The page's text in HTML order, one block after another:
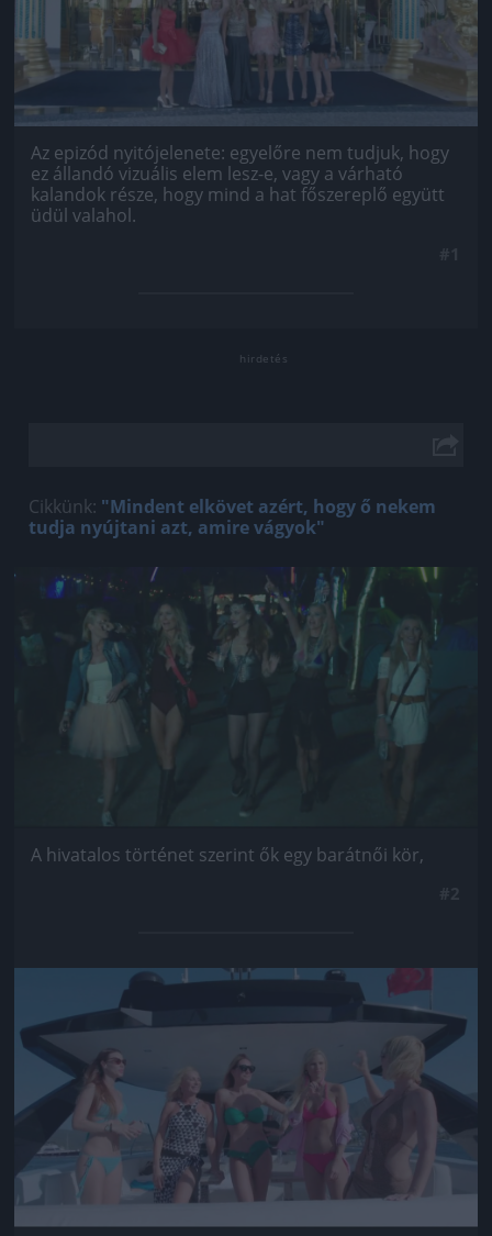
Az epizód nyitójelenete: egyelőre nem tudjuk, hogy
ez állandó vizuális elem lesz-e, vagy a várható
kalandok része, hogy mind a hat főszereplő együtt
üdül valahol.
Cikkünk: "Mindent elkövet azért, hogy ő nekem
tudja nyújtani azt, amire vágyok"
Jön még kép!
A hivatalos történet szerint ők egy barátnői kör,
Jön még kép!